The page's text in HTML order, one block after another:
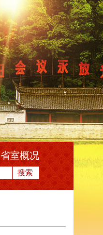
省室概况
搜索